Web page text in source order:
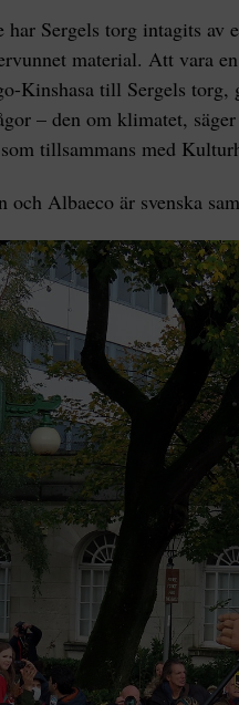
Sergels torg intagits av
material. Att vara
Kinshasa till Sergels torg,
– den om klimatet,
tillsammans med
och Albaeco är svenska